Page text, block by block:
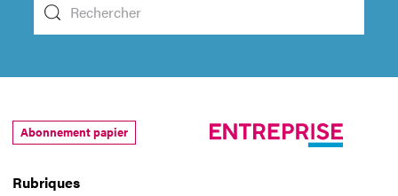
Rubriques
Abonnement papier